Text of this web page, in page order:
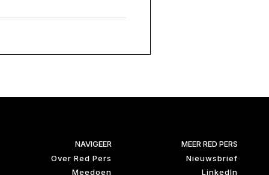
NAVIGEER
Over Red Pers
Meedoen
MEER RED PERS
Nieuwsbrief
LinkedIn